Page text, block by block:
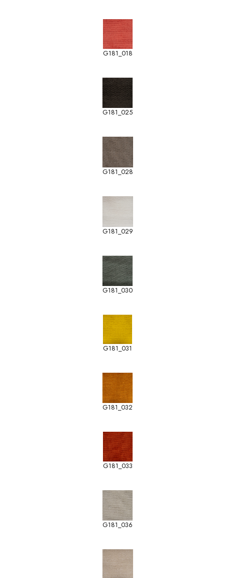
G181_018
G181_025
G181_028
G181_029
G181_030
G181_031
G181_032
G181_033
G181_036